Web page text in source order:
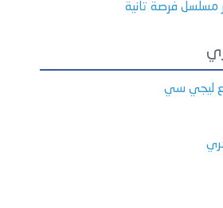
مسلسل فرصة تانية
ليجي سي